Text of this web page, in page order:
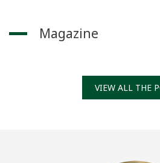
Magazine
VIEW ALL THE